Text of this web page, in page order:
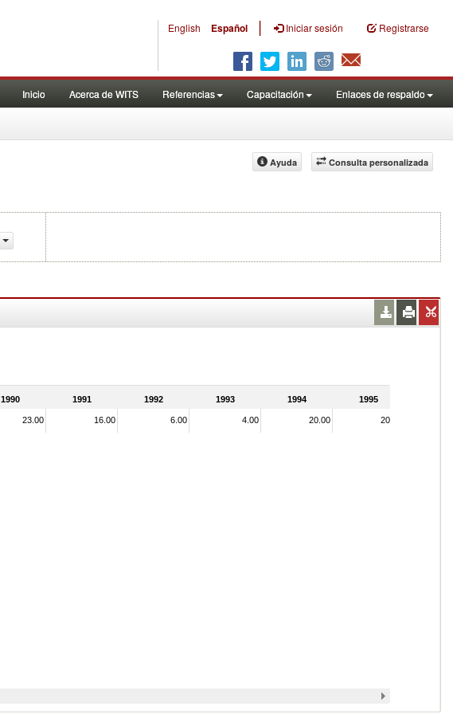
English Español | Iniciar sesión Registrarse
Inicio Acerca de WITS Referencias Capacitación Enlaces de respaldo
Consulta personalizada
Ayuda
1990 1991 1992 1993 1994 1995
23.00 16.00 6.00 4.00 20.00 20.00